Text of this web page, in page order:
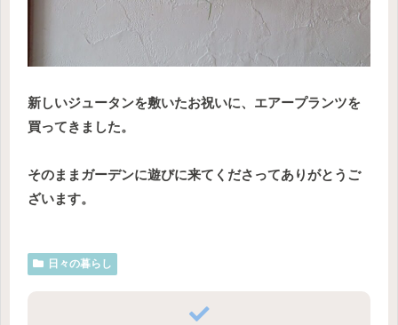
新しいジュータンを敷いたお祝いに、エアープランツを
買ってきました。
そのままガーデンに遊びに来てくださってありがとうご
ざいます。
日々の暮らし